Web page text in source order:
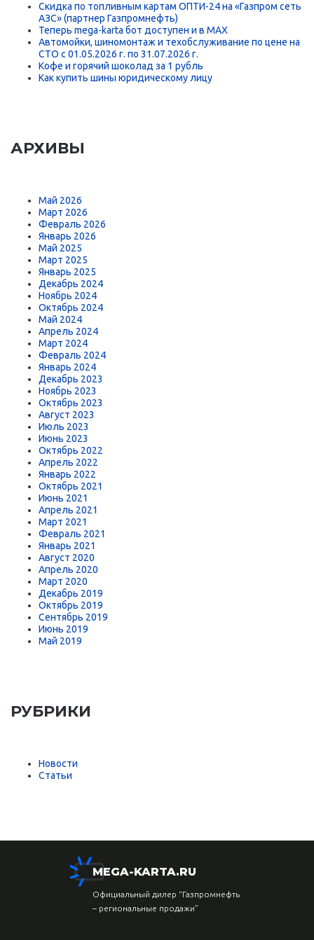
Скидка по топливным картам ОПТИ-24 на «Газпром сеть
АЗС» (партнер Газпромнефть)
Теперь mega-karta бот доступен и в MAX
Автомойки, шиномонтаж и техобслуживание по цене на
СТО с 01.05.2026 г. по 31.07.2026 г.
Кофе и горячий шоколад за 1 рубль
Как купить шины юридическому лицу
АРХИВЫ
Май 2026
Март 2026
Февраль 2026
Январь 2026
Май 2025
Март 2025
Январь 2025
Декабрь 2024
Ноябрь 2024
Октябрь 2024
Май 2024
Апрель 2024
Март 2024
Февраль 2024
Январь 2024
Декабрь 2023
Ноябрь 2023
Октябрь 2023
Август 2023
Июль 2023
Июнь 2023
Октябрь 2022
Апрель 2022
Январь 2022
Октябрь 2021
Июнь 2021
Апрель 2021
Март 2021
Февраль 2021
Январь 2021
Август 2020
Апрель 2020
Март 2020
Декабрь 2019
Октябрь 2019
Сентябрь 2019
Июнь 2019
Май 2019
РУБРИКИ
Новости
Статьи
MEGA-KARTA.RU
Официальный дилер “Газпромнефть
– региональные продажи”